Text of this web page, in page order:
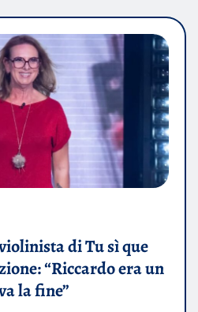
di Tu sì que
“Riccardo era un
la fine”